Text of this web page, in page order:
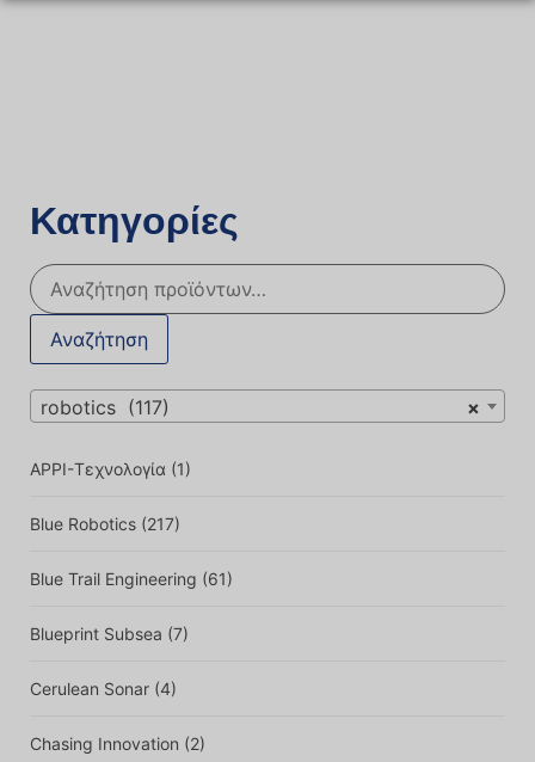
Κατηγορίες
Αναζήτηση
×
robotics (117)
APPI-Τεχνολογία (1)
Blue Robotics (217)
Blue Trail Engineering (61)
Blueprint Subsea (7)
Cerulean Sonar (4)
Chasing Innovation (2)